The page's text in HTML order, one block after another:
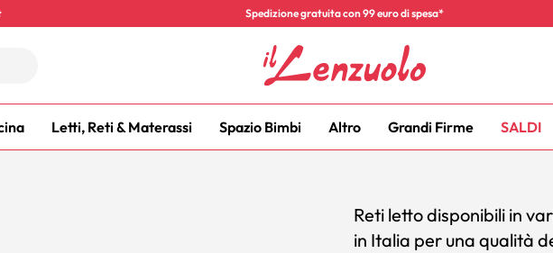
Spedizione gratuita con 99 euro di spesa*
Letti, Reti & Materassi Spazio Bimbi Altro Grandi Firme SALDI
Reti letto disponibili in
in Italia per una qualità